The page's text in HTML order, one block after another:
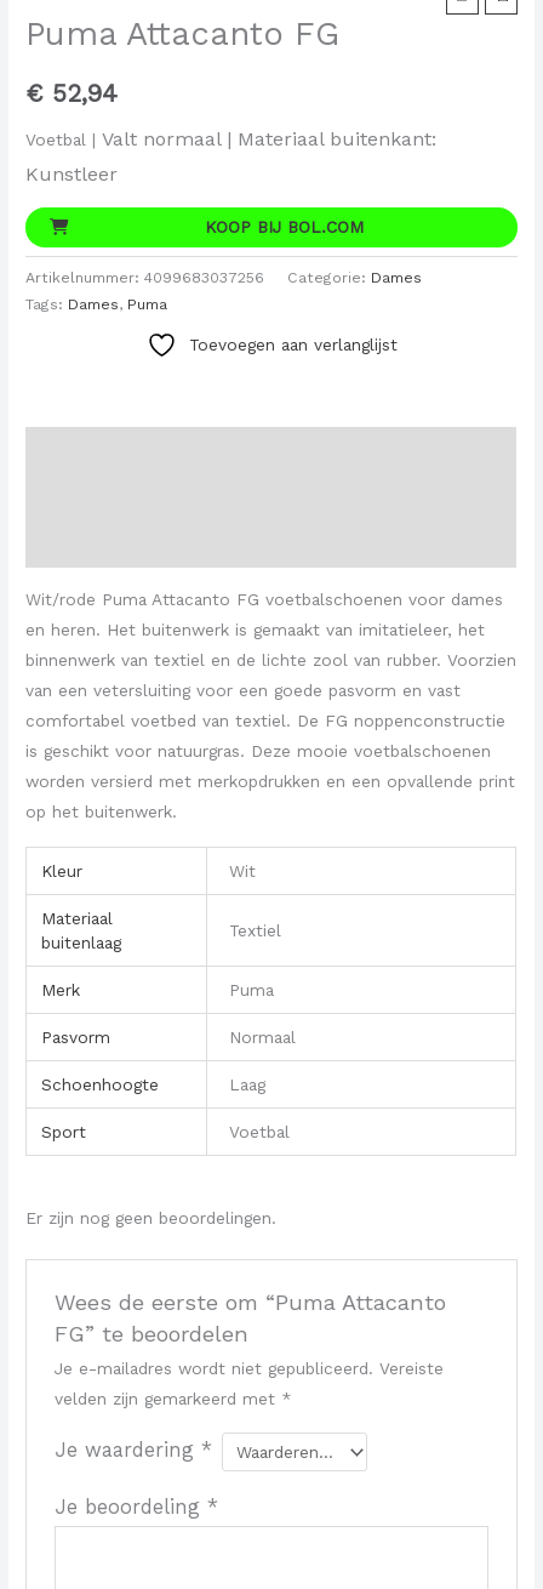
Puma Attacanto FG
€ 52,94
Voetbal |Valt normaal | Materiaal buitenkant:
Kunstleer
KOOP BIJ BOL.COM
Artikelnummer:4099683037256 Categorie: Dames
Tags: Dames, Puma
Toevoegen aan verlanglijst
Wit/rode Puma Attacanto FG voetbalschoenen voor dames
en heren. Het buitenwerk is gemaakt van imitatieleer, het
binnenwerk van textiel en de lichte zool van rubber. Voorzien
van een vetersluiting voor een goede pasvorm en vast
comfortabel voetbed van textiel. De FG noppenconstructie
is geschikt voor natuurgras. Deze mooie voetbalschoenen
worden versierd met merkopdrukken en een opvallende print
op het buitenwerk.
Kleur Wit
Materiaal
buitenlaag
Textiel
Merk Puma
Pasvorm Normaal
Schoenhoogte Laag
Sport Voetbal
Er zijn nog geen beoordelingen.
Wees de eerste om “Puma Attacanto
FG” te beoordelen
Je e-mailadres wordt niet gepubliceerd. Vereiste
velden zijn gemarkeerd met *
Je waardering *
Je beoordeling *